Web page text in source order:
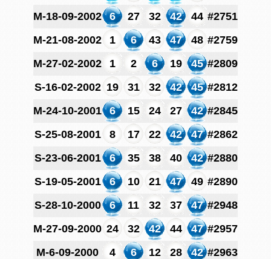
M-18-09-2002
6 27 32 42 44 #2751
M-21-08-2002
1 6 43 47 48 #2759
M-27-02-2002
1 2 6 19 45 #2809
S-16-02-2002 19 31 32 42 45 #2812
M-24-10-2001
6 15 24 27 42 #2845
S-25-08-2001
8 17 22 42 47 #2862
S-23-06-2001
6 35 38 40 42 #2880
S-19-05-2001
6 10 21 47 49 #2890
S-28-10-2000
6 11 32 37 47 #2948
M-27-09-2000 24 32 42 44 47 #2957
M-6-09-2000
4 6 12 28 42 #2963